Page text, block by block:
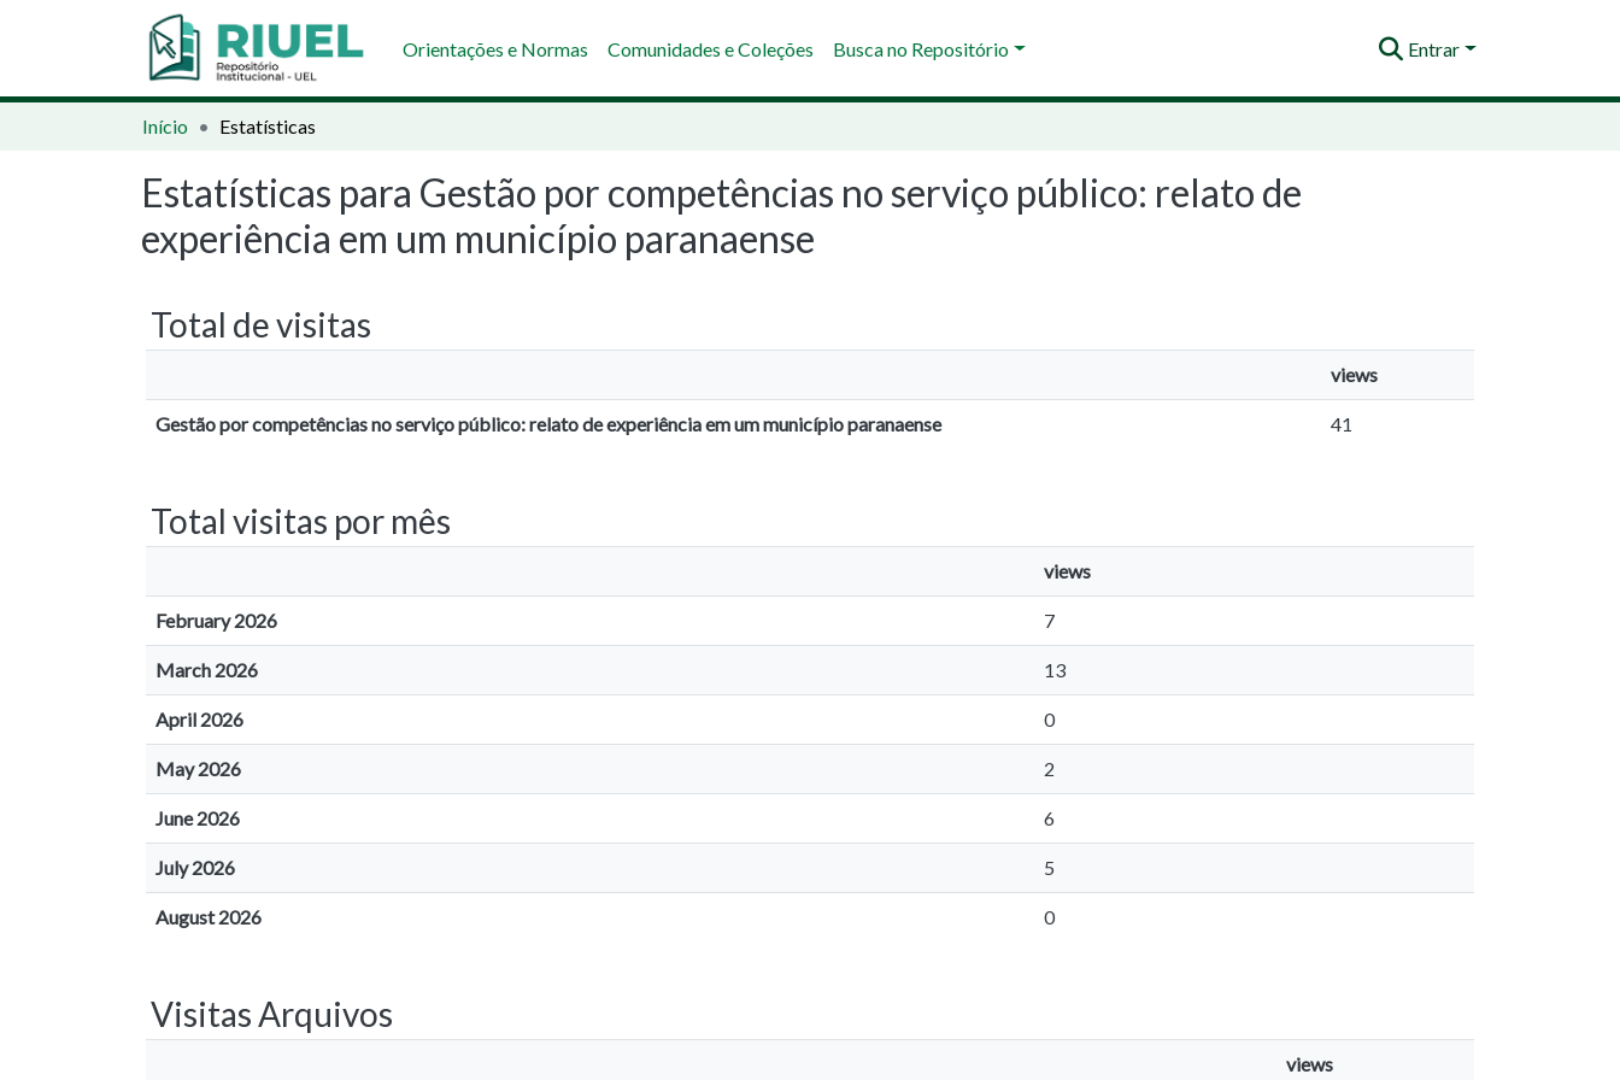
Orientações e Normas Comunidades e Coleções Busca no Repositório Entrar
Início Estatísticas
Estatísticas para Gestão por competências no serviço público: relato de
experiência em um município paranaense
Total de visitas
views
Gestão por competências no serviço público: relato de experiência em um município paranaense 41
Total visitas por mês
views
February 2026 7
March 2026 13
April 2026 0
May 2026 2
June 2026 6
July 2026 5
August 2026 0
Visitas Arquivos
views